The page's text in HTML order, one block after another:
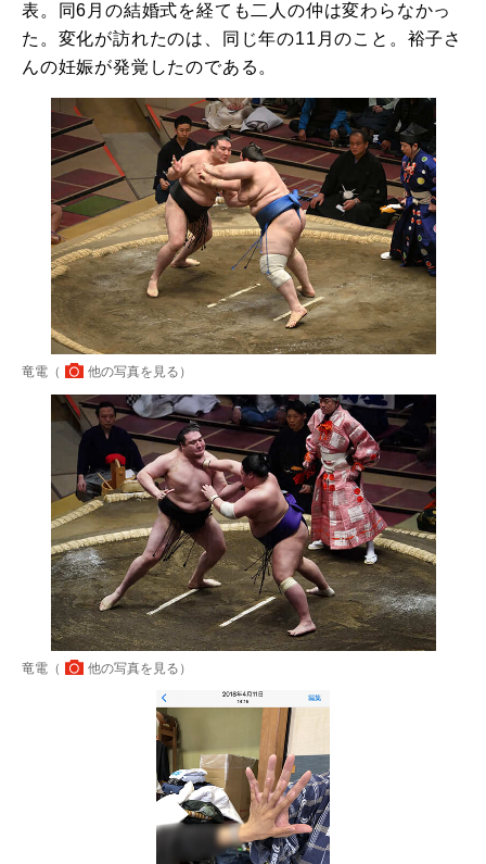
表。同6月の結婚式を経ても二人の仲は変わらなかっ
た。変化が訪れたのは、同じ年の11月のこと。裕子さ
んの妊娠が発覚したのである。
竜電（ 他の写真を見る ）
竜電（ 他の写真を見る ）